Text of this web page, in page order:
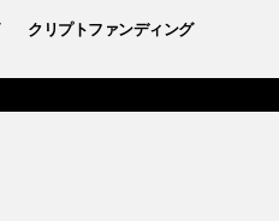
クリプトファンディング